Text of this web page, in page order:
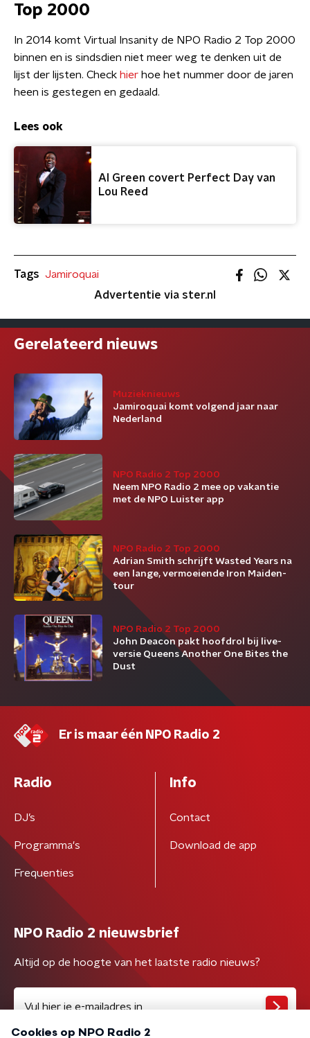
Top 2000
In 2014 komt Virtual Insanity de NPO Radio 2 Top 2000
binnen en is sindsdien niet meer weg te denken uit de
lijst der lijsten. Check hier hoe het nummer door de jaren
heen is gestegen en gedaald.
Lees ook
Al Green covert Perfect Day van
Lou Reed
Tags Jamiroquai
Advertentie via ster.nl
Gerelateerd nieuws
Muzieknieuws
Jamiroquai komt volgend jaar naar
Nederland
NPO Radio 2 Top 2000
Neem NPO Radio 2 mee op vakantie
met de NPO Luister app
NPO Radio 2 Top 2000
Adrian Smith schrijft Wasted Years na
een lange, vermoeiende Iron Maiden-
tour
NPO Radio 2 Top 2000
John Deacon pakt hoofdrol bij live-
versie Queens Another One Bites the
Dust
Er is maar één NPO Radio 2
Radio
DJ’s
Programma's
Frequenties
Info
Contact
Download de app
NPO Radio 2 nieuwsbrief
Altijd op de hoogte van het laatste radio nieuws?